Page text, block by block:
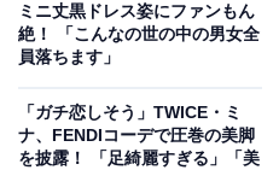
ミニ丈黒ドレス姿にファンもん
絶！ 「こんなの世の中の男女全
員落ちます」
「ガチ恋しそう」TWICE・ミ
ナ、FENDIコーデで圧巻の美脚
を披露！ 「足綺麗すぎる」「美